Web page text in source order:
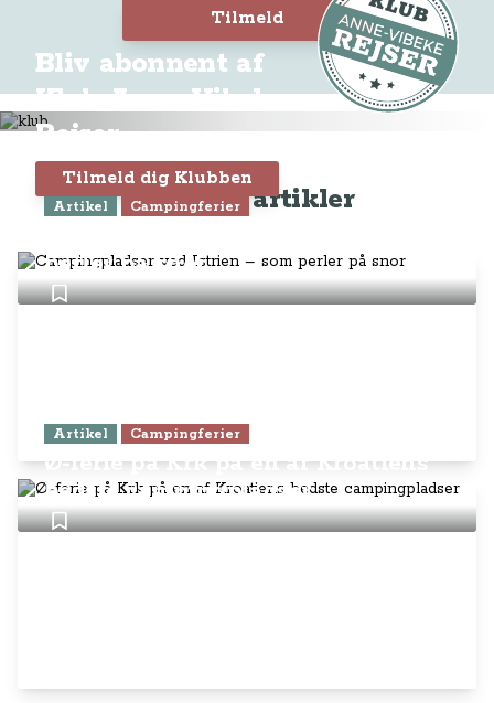
Tilmeld
Bliv abonnent af
Klub Anne-Vibeke
Rejser
Tilmeld dig Klubben
Seneste artikler
Artikel Campingferier
perler på snor
Artikel Campingferier
Ø-ferie på Krk på en af Kroatiens
bedste campingpladser